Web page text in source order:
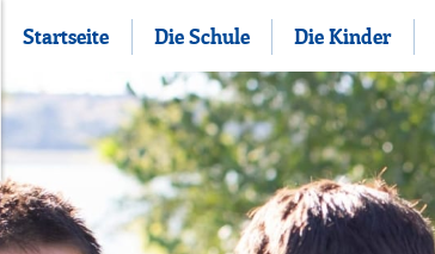
Startseite Die Schule Die Kinder